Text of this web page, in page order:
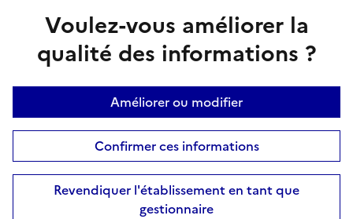
Voulez-vous améliorer la
qualité des informations ?
Améliorer ou modifier
Confirmer ces informations
Revendiquer l'établissement en tant que
gestionnaire